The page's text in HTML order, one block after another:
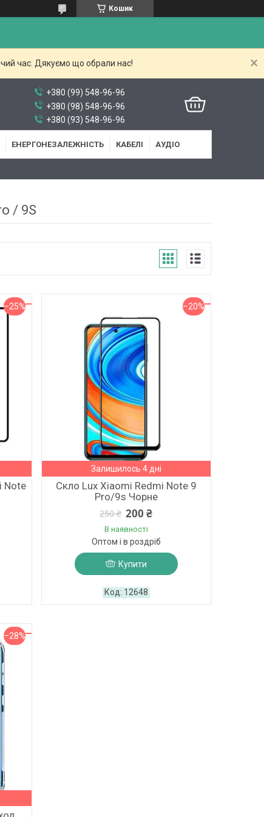
Кошик
час. Дякуємо що обрали нас!
+380 (99) 548-96-96
+380 (98) 548-96-96
+380 (93) 548-96-96
ЕНЕРГОНЕЗАЛЕЖНІСТЬ КАБЕЛІ АУДІО
/ 9S
–25%
Note
–20%
Залишилось 4 дні
Скло Lux Xiaomi Redmi Note 9
Pro/9s Чорне
250 ₴ 200 ₴
В наявності
Оптом і в роздріб
Купити
12648
–28%